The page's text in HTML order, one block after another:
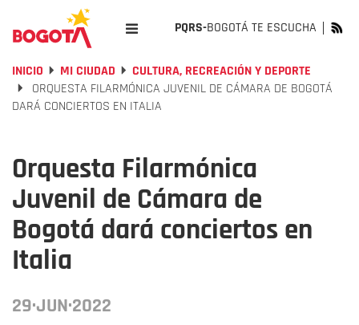
PQRS-BOGOTÁ TE ESCUCHA
INICIO MI CIUDAD
CULTURA, RECREACIÓN Y DEPORTE
ORQUESTA FILARMÓNICA JUVENIL DE CÁMARA DE BOGOTÁ
DARÁ CONCIERTOS EN ITALIA
Orquesta Filarmónica
Juvenil de Cámara de
Bogotá dará conciertos en
Italia
29·JUN·2022